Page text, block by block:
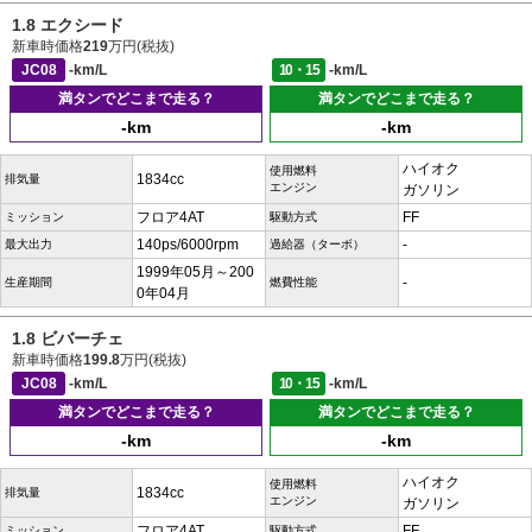
1.8 エクシード
新車時価格219万円(税抜)
JC08
-km/L 10・15
-km/L
満タンでどこまで走る？
-km
満タンでどこまで走る？
-km
排気量 1834cc
使用燃料
エンジン
ハイオク
ガソリン
ミッション フロア4AT 駆動方式 FF
最大出力 140ps/6000rpm 過給器（ターボ） -
生産期間
1999年05月～200
0年04月
燃費性能 -
1.8 ビバーチェ
新車時価格199.8万円(税抜)
JC08
-km/L 10・15
-km/L
満タンでどこまで走る？
-km
満タンでどこまで走る？
-km
排気量 1834cc
使用燃料
エンジン
ハイオク
ガソリン